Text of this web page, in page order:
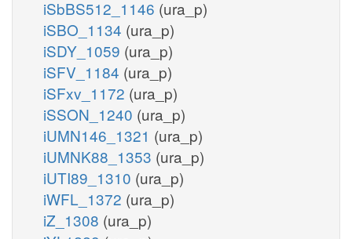
iSbBS512_1146 (ura_p)
iSBO_1134 (ura_p)
iSDY_1059 (ura_p)
iSFV_1184 (ura_p)
iSFxv_1172 (ura_p)
iSSON_1240 (ura_p)
iUMN146_1321 (ura_p)
iUMNK88_1353 (ura_p)
iUTI89_1310 (ura_p)
iWFL_1372 (ura_p)
iZ_1308 (ura_p)